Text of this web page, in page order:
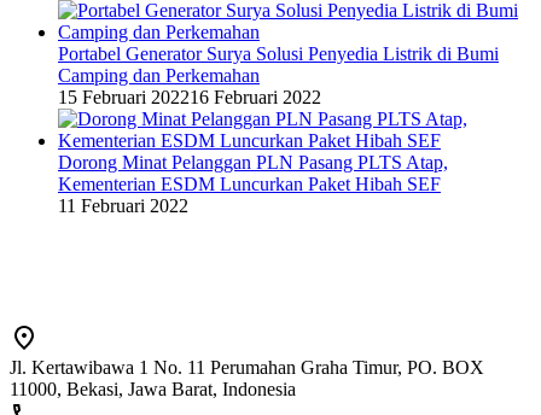
Portabel Generator Surya Solusi Penyedia Listrik di Bumi
Camping dan Perkemahan
15 Februari 202216 Februari 2022
Dorong Minat Pelanggan PLN Pasang PLTS Atap,
Kementerian ESDM Luncurkan Paket Hibah SEF
11 Februari 2022
Jl. Kertawibawa 1 No. 11 Perumahan Graha Timur, PO. BOX
11000, Bekasi, Jawa Barat, Indonesia